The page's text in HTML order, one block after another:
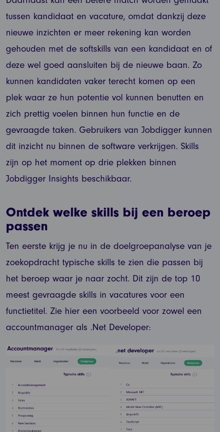
tussen kandidaat en vacature, omdat dankzij deze
nieuwe inzichten er meer rekening kan worden
gehouden met de softskills van een kandidaat en of
deze wel goed aansluiten bij de nieuwe baan. Zo
kunnen kandidaten vaker terecht komen op een
plek waar ze hun potentie vol kunnen benutten en
zich prettig voelen binnen hun functie en de
gevraagde taken. Gebruikers van Jobdigger kunnen
dit inzicht nu binnen de software verkrijgen. Skills
zijn op het moment op drie plekken binnen
Jobdigger Insights beschikbaar.
Ontdek welke skills bij een beroep
passen
Ten eerste krijg je nu in de doelgroepanalyse van je
zoekopdracht typische skills te zien die passen bij
het beroep waar je naar zocht. Dit zijn de top 10
meest gevraagde skills in vacatures voor een
functietitel. Zie hier een voorbeeld voor zowel een
accountmanager als .Net Developer: